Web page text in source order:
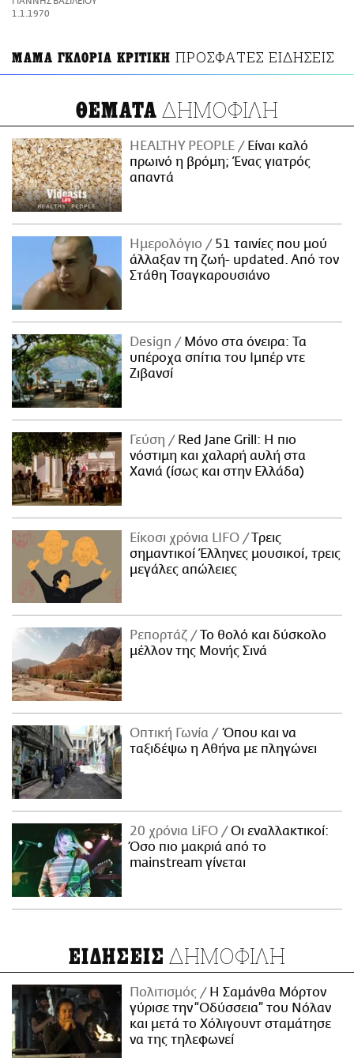
ΑΜΠΑ
1.1.1970
ΜΑΜΑ ΓΚΛΟΡΙΑ ΚΡΙΤΙΚΗ ΠΡΟΣΦΑΤΕΣ ΕΙΔΗΣΕΙΣ
ΘΕΜΑΤΑ ΔΗΜΟΦΙΛΗ
HEALTHY PEOPLE
Είναι καλό
πρωινό η βρόμη; Ένας γιατρός
απαντά
Ημερολόγιο
51 ταινίες που μού
άλλαξαν τη ζωή- updated. Aπό τον
Στάθη Τσαγκαρουσιάνο
Design
Μόνο στα όνειρα: Τα
υπέροχα σπίτια του Ιμπέρ ντε
Ζιβανσί
Γεύση
Red Jane Grill: Η πιο
νόστιμη και χαλαρή αυλή στα
Χανιά (ίσως και στην Ελλάδα)
Είκοσι χρόνια LIFO
Tρεις
σημαντικοί Έλληνες μουσικοί, τρεις
μεγάλες απώλειες
Ρεπορτάζ
Το θολό και δύσκολο
μέλλον της Μονής Σινά
Οπτική Γωνία
Όπου και να
ταξιδέψω η Αθήνα με πληγώνει
20 χρόνια LiFO
Οι εναλλακτικοί:
Όσο πιο μακριά από το
mainstream γίνεται
ΕΙΔΗΣΕΙΣ ΔΗΜΟΦΙΛΗ
Πολιτισμός
Η Σαμάνθα Μόρτον
γύρισε την “Οδύσσεια” του Νόλαν
και μετά το Χόλιγουντ σταμάτησε
να της τηλεφωνεί